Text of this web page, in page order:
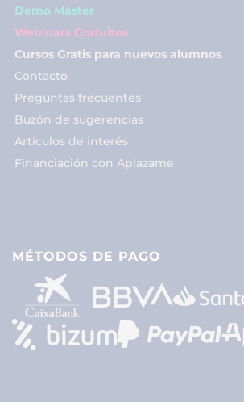
Demo Máster
Webinars Gratuitos
Cursos Gratis para nuevos alumnos
Contacto
Preguntas frecuentes
Buzón de sugerencias
Artículos de interés
Financiación con Aplazame
MÉTODOS DE PAGO